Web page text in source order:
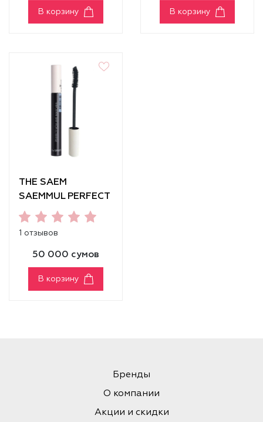
В корзину В корзину
THE SAEM
SAEMMUL PERFECT
MASCARA
[VOLUME]
1 отзывов
50 000 сумов
В корзину
Бренды
О компании
Акции и скидки